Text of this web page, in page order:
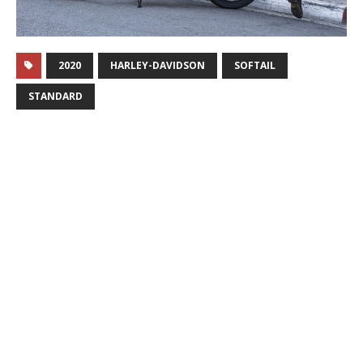
2020 HARLEY-DAVIDSON SOFTAIL
STANDARD